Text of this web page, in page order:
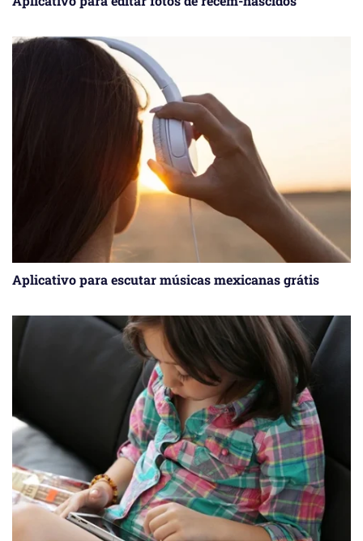
Aplicativo para escutar músicas mexicanas grátis